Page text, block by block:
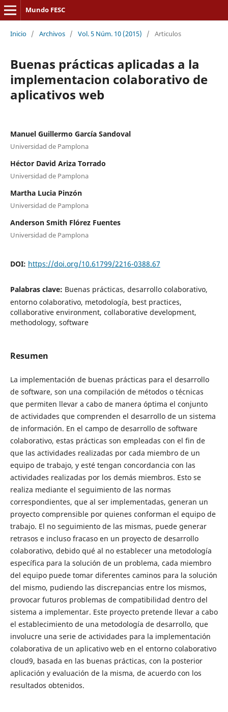
Mundo FESC
Inicio / Archivos / Vol. 5 Núm. 10 (2015) / Articulos
Buenas prácticas aplicadas a la
implementacion colaborativo de
aplicativos web
Manuel Guillermo García Sandoval
Universidad de Pamplona
Héctor David Ariza Torrado
Universidad de Pamplona
Martha Lucia Pinzón
Universidad de Pamplona
Anderson Smith Flórez Fuentes
Universidad de Pamplona
DOI: https://doi.org/10.61799/2216-0388.67
Palabras clave: Buenas prácticas, desarrollo colaborativo,
entorno colaborativo, metodología, best practices,
collaborative environment, collaborative development,
methodology, software
Resumen
La implementación de buenas prácticas para el desarrollo
de software, son una compilación de métodos o técnicas
que permiten llevar a cabo de manera óptima el conjunto
de actividades que comprenden el desarrollo de un sistema
de información. En el campo de desarrollo de software
colaborativo, estas prácticas son empleadas con el fin de
que las actividades realizadas por cada miembro de un
equipo de trabajo, y esté tengan concordancia con las
actividades realizadas por los demás miembros. Esto se
realiza mediante el seguimiento de las normas
correspondientes, que al ser implementadas, generan un
proyecto comprensible por quienes conforman el equipo de
trabajo. El no seguimiento de las mismas, puede generar
retrasos e incluso fracaso en un proyecto de desarrollo
colaborativo, debido qué al no establecer una metodología
específica para la solución de un problema, cada miembro
del equipo puede tomar diferentes caminos para la solución
del mismo, pudiendo las discrepancias entre los mismos,
provocar futuros problemas de compatibilidad dentro del
sistema a implementar. Este proyecto pretende llevar a cabo
el establecimiento de una metodología de desarrollo, que
involucre una serie de actividades para la implementación
colaborativa de un aplicativo web en el entorno colaborativo
cloud9, basada en las buenas prácticas, con la posterior
aplicación y evaluación de la misma, de acuerdo con los
resultados obtenidos.